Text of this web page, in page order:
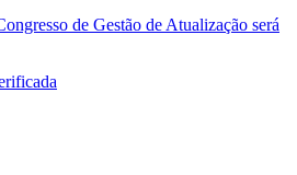
de Gestão de Atualização será